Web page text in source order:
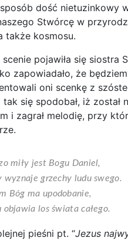
dość nietuzinkowy
Stwórcę w
także kosmosu.
scenie pojawiła się siostra
zapowiadało, że
oni scenkę z
się spodobał, iż został
i zagrał melodię, przy
miły jest Bogu Daniel,
wyznaje grzechy ludu swego.
Bóg ma upodobanie,
objawia los świata całego.
pieśni pt. “Jezus